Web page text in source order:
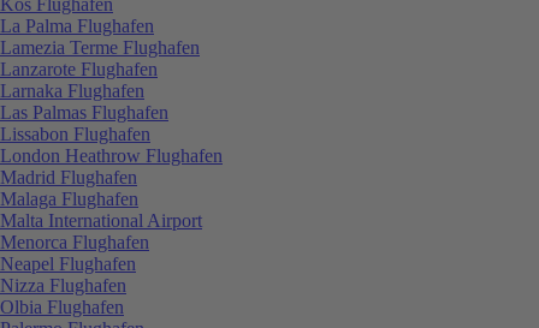
La Palma Flughafen
Lamezia Terme Flughafen
Lanzarote Flughafen
Larnaka Flughafen
Las Palmas Flughafen
Lissabon Flughafen
London Heathrow Flughafen
Madrid Flughafen
Malaga Flughafen
Malta International Airport
Menorca Flughafen
Neapel Flughafen
Nizza Flughafen
Olbia Flughafen